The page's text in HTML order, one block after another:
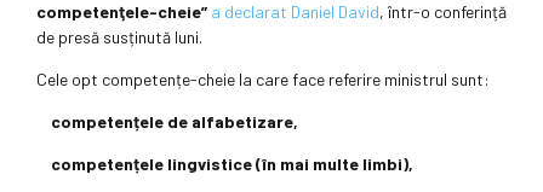
competenţele-cheie” a declarat Daniel David, într-o conferință
de presă susținută luni.
Cele opt competențe-cheie la care face referire ministrul sunt:
competențele de alfabetizare,
competențele lingvistice (în mai multe limbi),